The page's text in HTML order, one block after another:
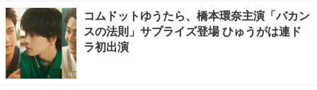
コムドットゆうたら、橋本環奈主演「バカン
スの法則」サプライズ登場 ひゅうがは連ド
ラ初出演